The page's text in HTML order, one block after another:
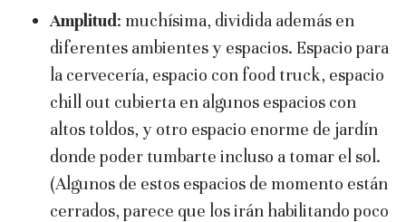
Amplitud: muchísima, dividida además en
diferentes ambientes y espacios. Espacio para
la cervecería, espacio con food truck, espacio
chill out cubierta en algunos espacios con
altos toldos, y otro espacio enorme de jardín
donde poder tumbarte incluso a tomar el sol.
(Algunos de estos espacios de momento están
cerrados, parece que los irán habilitando poco